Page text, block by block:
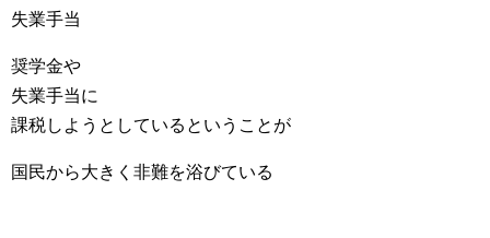
失業手当
奨学金や
失業手当に
課税しようとしているということが
国民から大きく非難を浴びている